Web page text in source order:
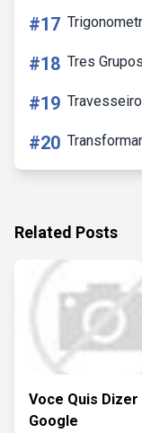
#17
#18 Tres
#19
#20
Related Posts
Voce Quis Dizer
Google